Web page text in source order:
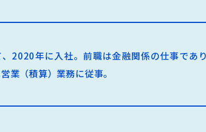
2020年に入社。前職は金融関係の仕事であ
業（積算）業務に従事。